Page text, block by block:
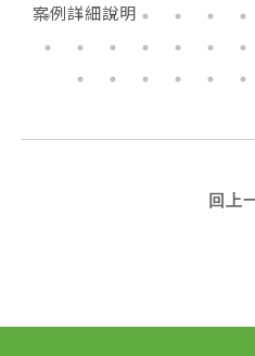
案例詳細說明
回上